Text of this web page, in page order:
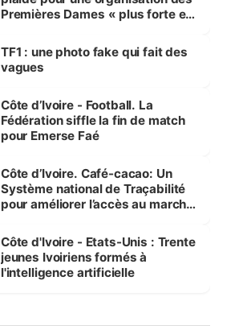
Premières Dames « plus forte et
sur la scène internationale »
TF1 : une photo fake qui fait des
vagues
Côte d’Ivoire - Football. La
Fédération siffle la fin de match
pour Emerse Faé
Côte d’Ivoire. Café-cacao: Un
Système national de Traçabilité
pour améliorer l’accès au marché
Côte d'Ivoire - Etats-Unis : Trente
jeunes Ivoiriens formés à
l'intelligence artificielle